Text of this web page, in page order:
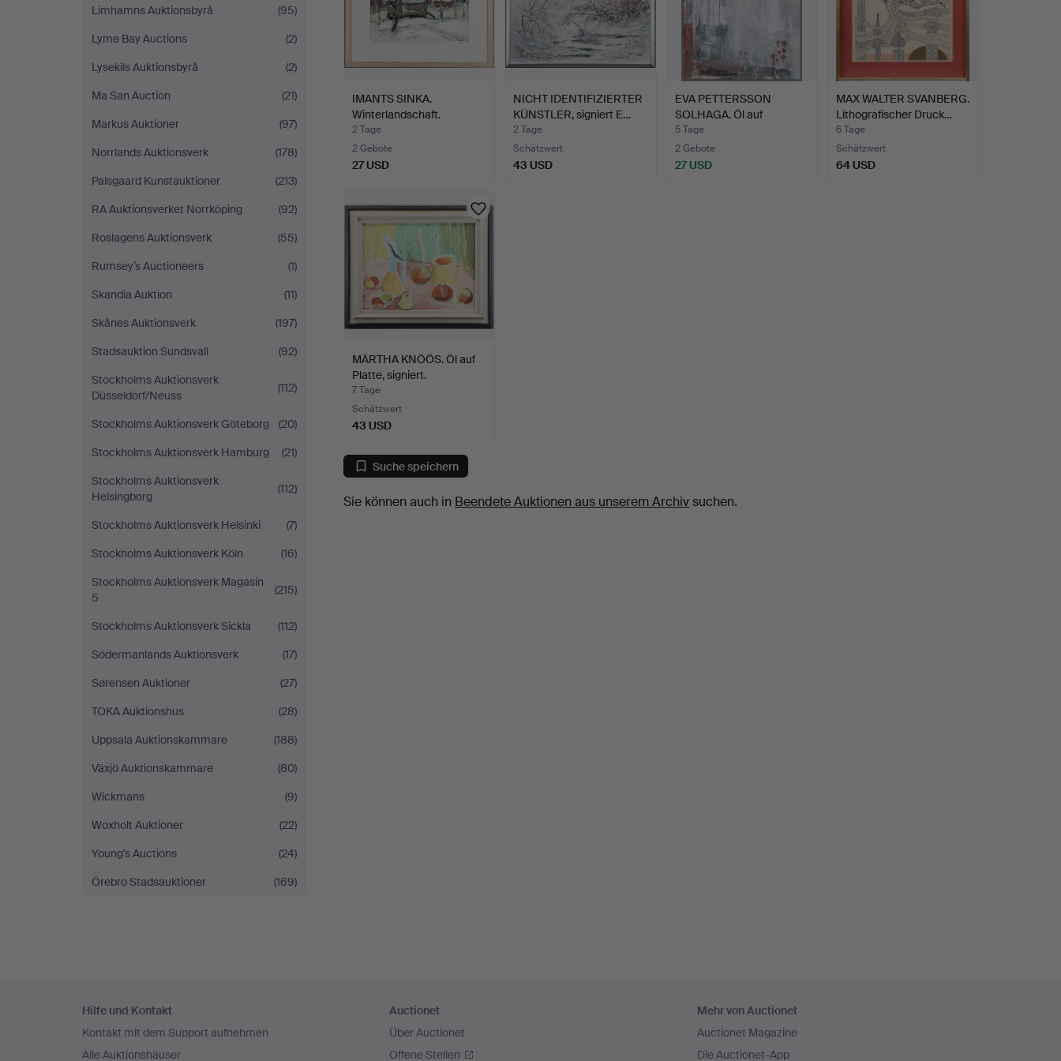
Limhamns Auktionsbyrå
(95)
Lyme Bay Auctions
(2)
Lysekils Auktionsbyrå
(2)
Ma San Auction
(21)
Markus Auktioner
(97)
Norrlands Auktionsverk
(178)
Palsgaard Kunstauktioner
(213)
RA Auktionsverket Norrköping
(92)
Roslagens Auktionsverk
(55)
Rumsey’s Auctioneers
(1)
Skandia Auktion
(11)
Skånes Auktionsverk
(197)
Stadsauktion Sundsvall
(92)
Stockholms Auktionsverk
Düsseldorf/Neuss
(112)
Stockholms Auktionsverk Göteborg
(20)
Stockholms Auktionsverk Hamburg
(21)
Stockholms Auktionsverk
Helsingborg
(112)
Stockholms Auktionsverk Helsinki
(7)
Stockholms Auktionsverk Köln
(16)
Stockholms Auktionsverk Magasin
5
(215)
Stockholms Auktionsverk Sickla
(112)
Södermanlands Auktionsverk
(17)
Sørensen Auktioner
(27)
TOKA Auktionshus
(28)
Uppsala Auktionskammare
(188)
Växjö Auktionskammare
(80)
Wickmans
(9)
Woxholt Auktioner
(22)
Young's Auctions
(24)
Örebro Stadsauktioner
(169)
IMANTS SINKA.
Winterlandschaft.
2 Tage
2 Gebote
27 USD
NICHT IDENTIFIZIERTER
KÜNSTLER, signiert E…
2 Tage
Schätzwert
43 USD
EVA PETTERSSON
SOLHAGA. Öl auf
Leinwand, s…
5 Tage
2 Gebote
27 USD
MAX WALTER SVANBERG.
Lithografischer Druck…
6 Tage
Schätzwert
64 USD
MÄRTHA KNÖÖS. Öl auf
Platte, signiert.
7 Tage
Schätzwert
43 USD
Suche speichern
Sie können auch in Beendete Auktionen aus unserem Archivsuchen.
Navigation
Hilfe und Kontakt
Kontakt mit dem Support aufnehmen
Alle Auktionshäuser
Auctionet
Über Auctionet
Offene Stellen
Mehr von Auctionet
Auctionet Magazine
Die Auctionet-App